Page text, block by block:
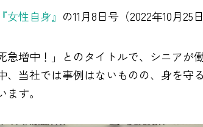
『女性自身』 の11月8日号（2022年10月
急増中！」とのタイトルで、シニア
、当社では事例はないものの、身を
す。